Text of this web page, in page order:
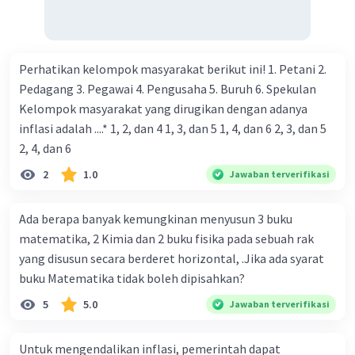
Perhatikan kelompok masyarakat berikut ini! 1. Petani 2.
Pedagang 3. Pegawai 4. Pengusaha 5. Buruh 6. Spekulan
Kelompok masyarakat yang dirugikan dengan adanya
inflasi adalah ....* 1, 2, dan 4 1, 3, dan 5 1, 4, dan 6 2, 3, dan 5
2, 4, dan 6
2 1.0 Jawaban terverifikasi
Ada berapa banyak kemungkinan menyusun 3 buku
matematika, 2 Kimia dan 2 buku fisika pada sebuah rak
yang disusun secara berderet horizontal, .Jika ada syarat
buku Matematika tidak boleh dipisahkan?
5 5.0 Jawaban terverifikasi
Untuk mengendalikan inflasi, pemerintah dapat